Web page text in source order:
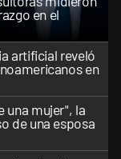
en el
artificial reveló
en
una mujer", la
de una esposa